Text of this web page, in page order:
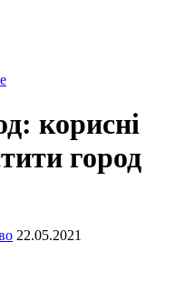
корисні
город
22.05.2021